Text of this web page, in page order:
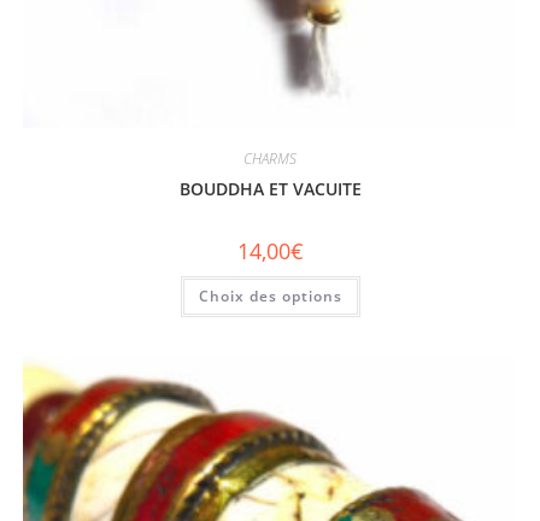
CHARMS
BOUDDHA ET VACUITE
14,00€
Choix des options